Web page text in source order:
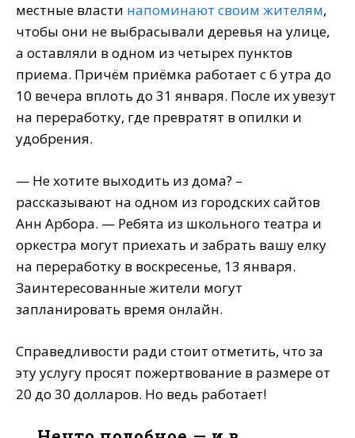
местные власти напоминают своим жителям,
чтобы они не выбрасывали деревья на улице,
а оставляли в одном из четырех пунктов
приема. Причём приёмка работает с 6 утра до
10 вечера вплоть до 31 января. После их увезут
на переработку, где превратят в опилки и
удобрения.
— Не хотите выходить из дома? –
рассказывают на одном из городских сайтов
Анн Арбора. — Ребята из школьного театра и
оркестра могут приехать и забрать вашу елку
на переработку в воскресенье, 13 января.
Заинтересованные жители могут
запланировать время онлайн.
Справедливости ради стоит отметить, что за
эту услугу просят пожертвование в размере от
20 до 30 долларов. Но ведь работает!